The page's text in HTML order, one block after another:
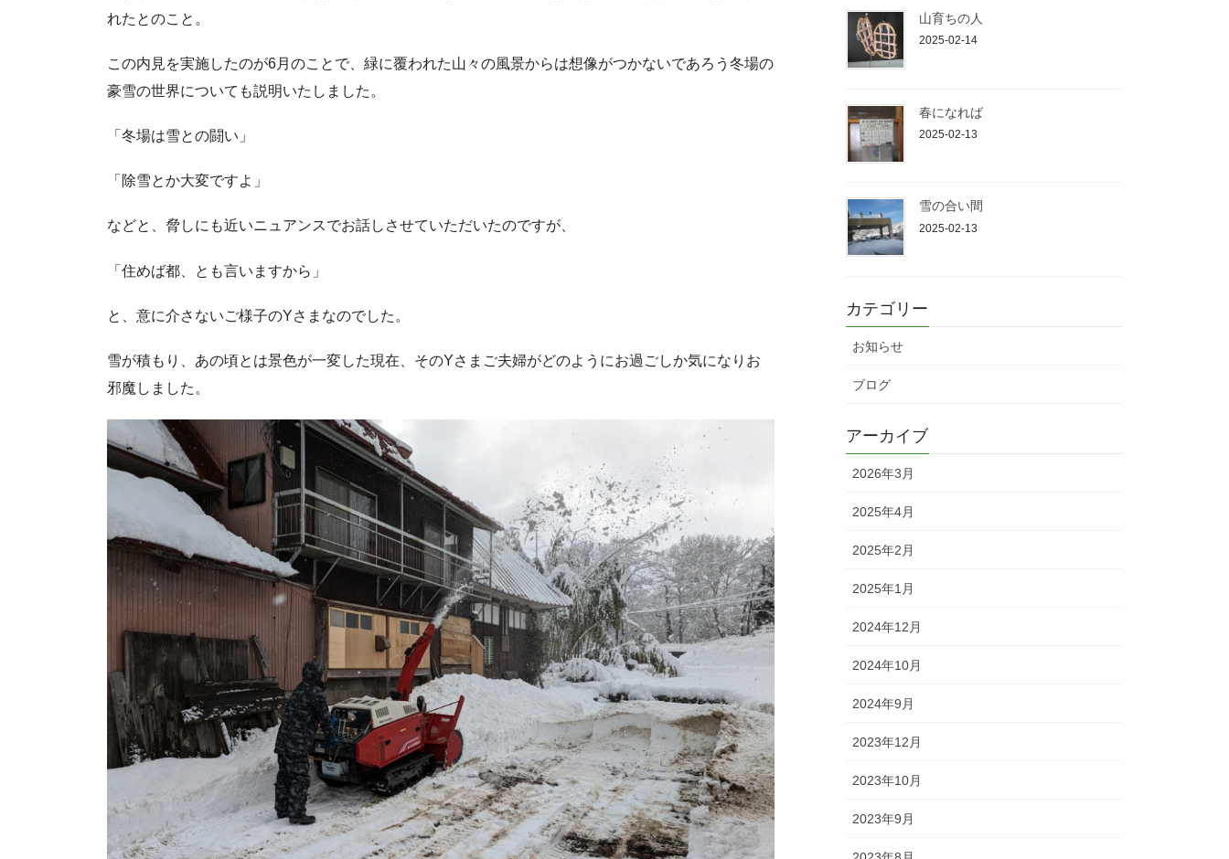
れたとのこと。
この内見を実施したのが6月のことで、緑に覆われた山々の風景からは想像がつかないであろう冬場の
豪雪の世界についても説明いたしました。
「冬場は雪との闘い」
「除雪とか大変ですよ」
などと、脅しにも近いニュアンスでお話しさせていただいたのですが、
「住めば都、とも言いますから」
と、意に介さないご様子のYさまなのでした。
雪が積もり、あの頃とは景色が一変した現在、そのYさまご夫婦がどのようにお過ごしか気になりお
邪魔しました。
山育ちの人
2025-02-14
春になれば
2025-02-13
雪の合い間
2025-02-13
カテゴリー
お知らせ
ブログ
アーカイブ
2026年3月
2025年4月
2025年2月
2025年1月
2024年12月
2024年10月
2024年9月
2023年12月
2023年10月
2023年9月